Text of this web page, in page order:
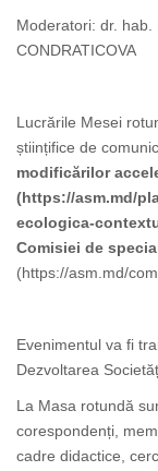
Moderatori: dr. hab.
CONDRATICOVA
Lucrările Mesei
științifice de
modificărilor
(https://asm.md/
ecologica-
Comisiei de
(https://asm.md/
Evenimentul va fi
Dezvoltarea
La Masa rotundă
corespondenți,
cadre didactice,